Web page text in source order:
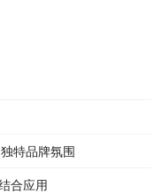
特品牌氛围
合应用